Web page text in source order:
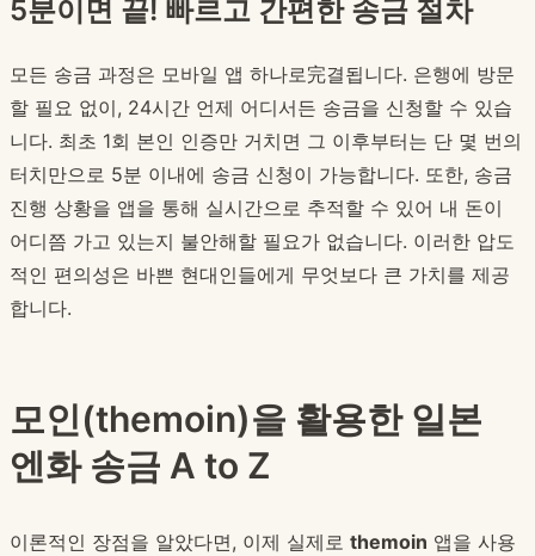
5분이면 끝! 빠르고 간편한 송금 절차
모든 송금 과정은 모바일 앱 하나로完결됩니다. 은행에 방문
할 필요 없이, 24시간 언제 어디서든 송금을 신청할 수 있습
니다. 최초 1회 본인 인증만 거치면 그 이후부터는 단 몇 번의
터치만으로 5분 이내에 송금 신청이 가능합니다. 또한, 송금
진행 상황을 앱을 통해 실시간으로 추적할 수 있어 내 돈이
어디쯤 가고 있는지 불안해할 필요가 없습니다. 이러한 압도
적인 편의성은 바쁜 현대인들에게 무엇보다 큰 가치를 제공
합니다.
모인(themoin)을 활용한 일본
엔화 송금 A to Z
이론적인 장점을 알았다면, 이제 실제로 themoin 앱을 사용